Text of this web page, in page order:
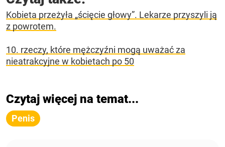
Kobieta przeżyła „ścięcie głowy”. Lekarze przyszyli ją
z powrotem.
10. rzeczy, które mężczyźni mogą uważać za
nieatrakcyjne w kobietach po 50
Czytaj więcej na temat...
Penis